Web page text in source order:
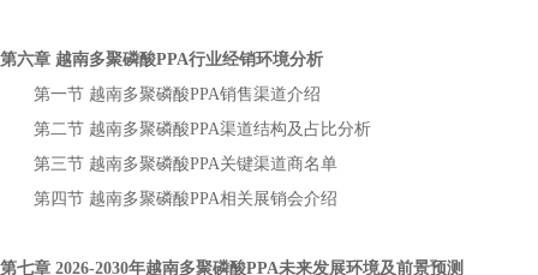
第六章 越南多聚磷酸PPA行业经销环境分析
第一节 越南多聚磷酸PPA销售渠道介绍
第二节 越南多聚磷酸PPA渠道结构及占比分析
第三节 越南多聚磷酸PPA关键渠道商名单
第四节 越南多聚磷酸PPA相关展销会介绍
第七章 2026-2030年越南多聚磷酸PPA未来发展环境及前景预测